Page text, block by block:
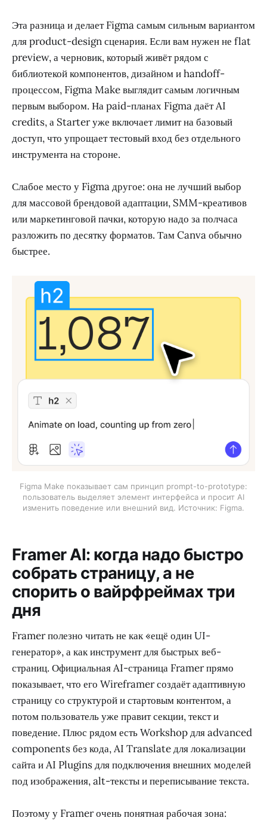
Эта разница и делает Figma самым сильным вариантом
для product-design сценария. Если вам нужен не flat
preview, а черновик, который живёт рядом с
библиотекой компонентов, дизайном и handoff-
процессом, Figma Make выглядит самым логичным
первым выбором. На paid-планах Figma даёт AI
credits, а Starter уже включает лимит на базовый
доступ, что упрощает тестовый вход без отдельного
инструмента на стороне.
Слабое место у Figma другое: она не лучший выбор
для массовой брендовой адаптации, SMM-креативов
или маркетинговой пачки, которую надо за полчаса
разложить по десятку форматов. Там Canva обычно
быстрее.
Figma Make показывает сам принцип prompt-to-prototype:
пользователь выделяет элемент интерфейса и просит AI
изменить поведение или внешний вид. Источник: Figma.
Framer AI: когда надо быстро
собрать страницу, а не
спорить о вайрфреймах три
дня
Framer полезно читать не как «ещё один UI-
генератор», а как инструмент для быстрых веб-
страниц. Официальная AI-страница Framer прямо
показывает, что его Wireframer создаёт адаптивную
страницу со структурой и стартовым контентом, а
потом пользователь уже правит секции, текст и
поведение. Плюс рядом есть Workshop для advanced
components без кода, AI Translate для локализации
сайта и AI Plugins для подключения внешних моделей
под изображения, alt-тексты и переписывание текста.
Поэтому у Framer очень понятная рабочая зона: